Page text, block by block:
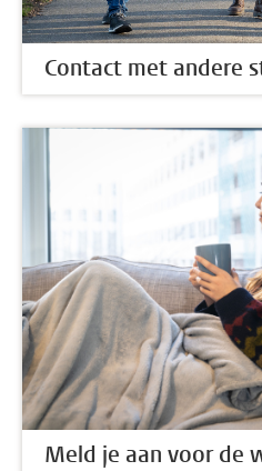
Contact met andere
Meld je aan voor de